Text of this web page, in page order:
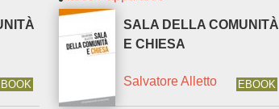
SALA DELLA COMUNITÀ
E CHIESA
Salvatore Alletto EBOOK